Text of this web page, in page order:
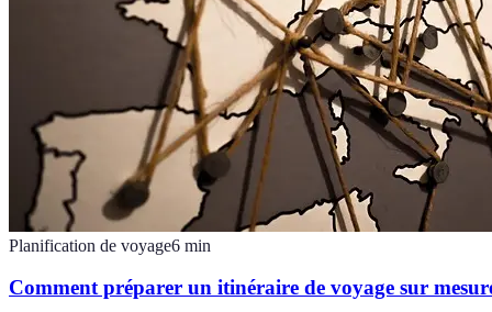
Planification de voyage6 min
Comment préparer un itinéraire de voyage sur